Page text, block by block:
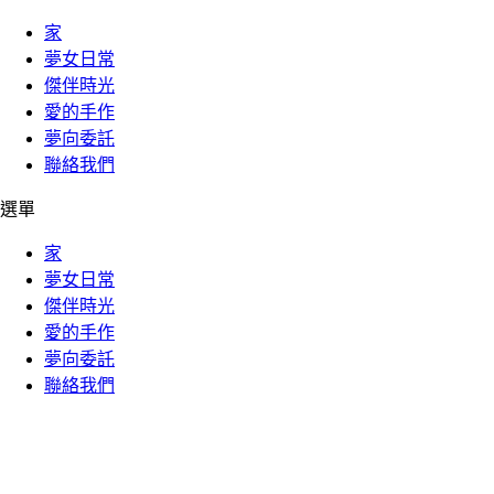
家
夢女日常
傑伴時光
愛的手作
夢向委託
聯絡我們
選單
家
夢女日常
傑伴時光
愛的手作
夢向委託
聯絡我們